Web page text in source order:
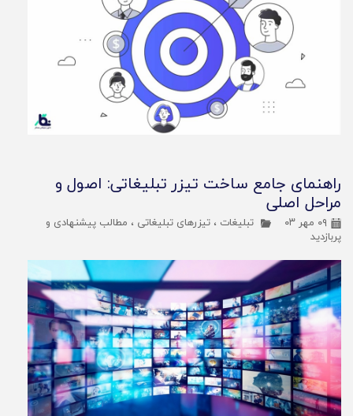
راهنمای جامع ساخت تیزر تبلیغاتی: اصول و
مراحل اصلی
۰۹ مهر ۰۳ تبلیغات ، تیزرهای تبلیغاتی ، مطالب پیشنهادی و
پربازدید